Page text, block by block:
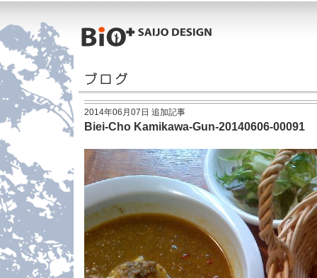
2014年06月07日 追加記事
Biei-Cho Kamikawa-Gun-20140606-00091